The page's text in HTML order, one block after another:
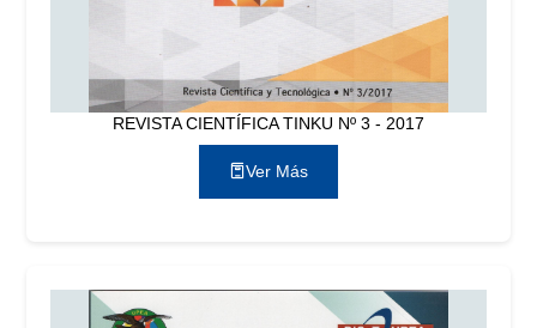
REVISTA CIENTÍFICA TINKU Nº 3 - 2017
Ver Más